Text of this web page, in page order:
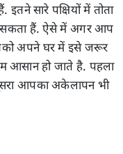
सारे पक्षियों में तोता
सकता हैं. ऐसे में अगर आप
अपने घर में इसे जरूर
आसान हो जाते है. पहला
आपका अकेलापन भी